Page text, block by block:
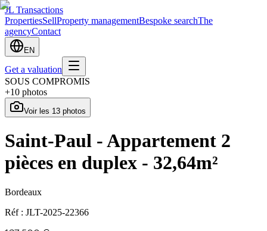
JL Transactions
PropertiesSellProperty managementBespoke searchThe
agencyContact
EN
Get a valuation
SOUS COMPROMIS
+10 photos
Voir les 13 photos
Saint-Paul - Appartement 2
pièces en duplex - 32,64m²
Bordeaux
Réf : JLT-2025-22366